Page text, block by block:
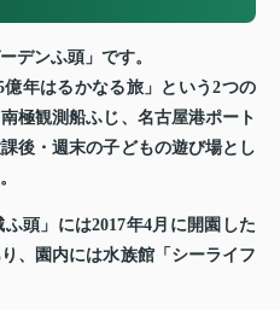
デンふ頭」です。
年はるかなる旅」という2つの
極観測船ふじ、名古屋港ポート
後・週末の子どもの遊び場とし
頭」には2017年4月に開園した
、園内には水族館「シーライフ